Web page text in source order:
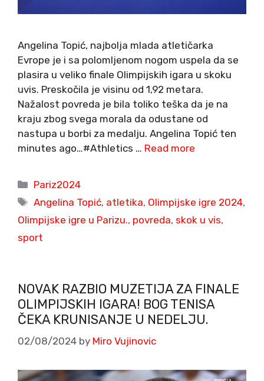
Angelina Topić, najbolja mlada atletičarka
Evrope je i sa polomljenom nogom uspela da se
plasira u veliko finale Olimpijskih igara u skoku
uvis. Preskočila je visinu od 1,92 metara.
Nažalost povreda je bila toliko teška da je na
kraju zbog svega morala da odustane od
nastupa u borbi za medalju. Angelina Topić ten
minutes ago…#Athletics … Read more
Categories
Pariz2024
Tags
Angelina Topić, atletika, Olimpijske igre 2024,
Olimpijske igre u Parizu., povreda, skok u vis,
sport
NOVAK RAZBIO MUZETIJA ZA FINALE
OLIMPIJSKIH IGARA! BOG TENISA
ČEKA KRUNISANJE U NEDELJU.
02/08/2024 by Miro Vujinovic